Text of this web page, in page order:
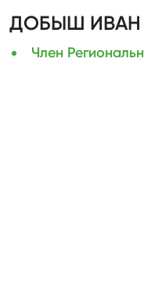
ДОБЫШ ИВАН
Член